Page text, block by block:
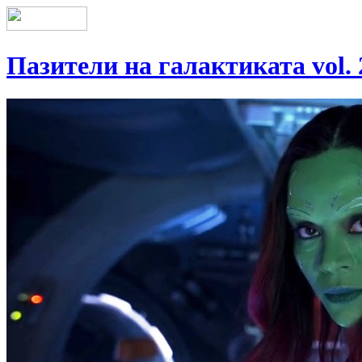
Пазители на галактиката vol.